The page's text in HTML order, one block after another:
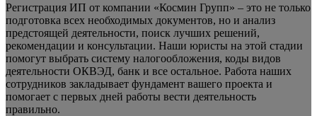
Регистрация ИП от компании «Космин Групп» – это не только
подготовка всех необходимых документов, но и анализ
предстоящей деятельности, поиск лучших решений,
рекомендации и консультации. Наши юристы на этой стадии
помогут выбрать систему налогообложения, коды видов
деятельности ОКВЭД, банк и все остальное. Работа наших
сотрудников закладывает фундамент вашего проекта и
помогает с первых дней работы вести деятельность
правильно.